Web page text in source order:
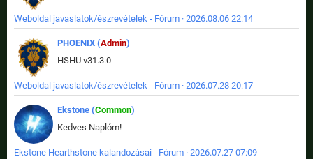
Weboldal javaslatok/észrevételek - Fórum · 2026.08.06 22:14
PHOENIX (Admin)
HSHU v31.3.0
Weboldal javaslatok/észrevételek - Fórum · 2026.07.28 20:17
Ekstone (Common)
Kedves Naplóm!
Ekstone Hearthstone kalandozásai - Fórum · 2026.07.27 07:09